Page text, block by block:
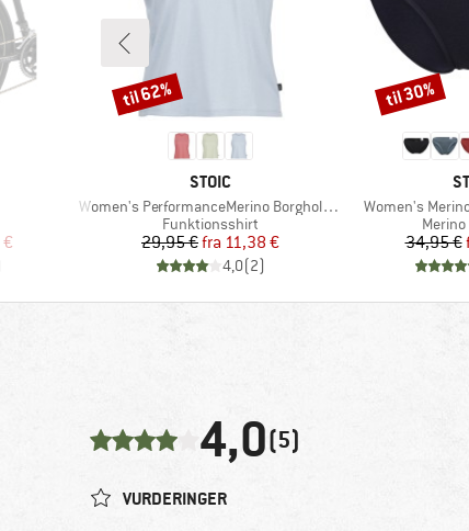
MÆRKE
STOIC
Artikel
Women's PerformanceMerino BorgholmSt. Tank
Produktgruppe
Funktionsshirt
Pris
29,95 € Nedsat pris
fra 11,38 €
4,0(2)
Rabat
til 62%
Artikel
Women's
34,95 €
Rabat
til 30%
4,0(5)
VURDERINGER